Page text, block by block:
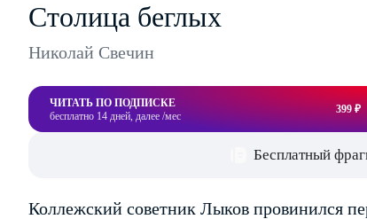
Столица беглых
Николай Свечин
ЧИТАТЬ ПО ПОДПИСКЕ
бесплатно 14 дней, далее /мес
399 ₽
Бесплатный
Коллежский советник Лыков провинился